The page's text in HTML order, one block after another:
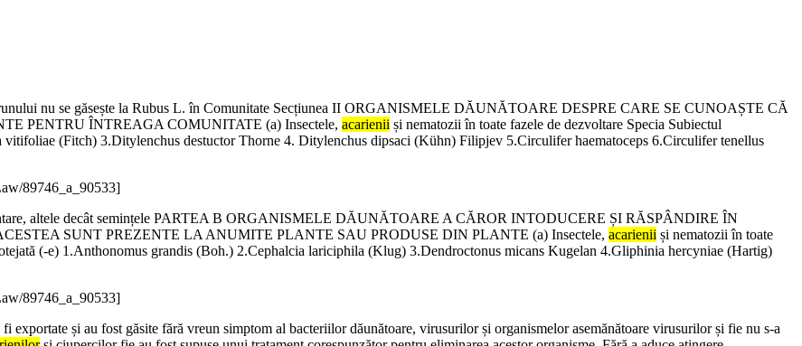
nu se găsește la Rubus L. în Comunitate Secțiunea II ORGANISMELE DĂUNĂTOARE DESPRE CARE SE CUNOAȘTE CĂ
PENTRU ÎNTREAGA COMUNITATE (a) Insectele, acarienii și nematozii în toate fazele de dezvoltare Specia Subiectul
(Fitch) 3.Ditylenchus destuctor Thorne 4. Ditylenchus dipsaci (Kühn) Filipjev 5.Circulifer haematoceps 6.Circulifer tenellus
89746_a_90533]
altele decât semințele PARTEA B ORGANISMELE DĂUNĂTOARE A CĂROR INTODUCERE ȘI RĂSPÂNDIRE ÎN
SUNT PREZENTE LA ANUMITE PLANTE SAU PRODUSE DIN PLANTE (a) Insectele, acarienii și nematozii în toate
(-e) 1.Anthonomus grandis (Boh.) 2.Cephalcia lariciphila (Klug) 3.Dendroctonus micans Kugelan 4.Gliphinia hercyniae (Hartig)
89746_a_90533]
exportate și au fost găsite fără vreun simptom al bacteriilor dăunătoare, virusurilor și organismelor asemănătoare virusurilor și fie nu s-a